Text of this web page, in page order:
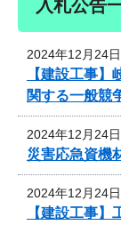
入札公告
2024年12月24
【建設工事
関する一般競
2024年12月24
災害応急資機
2024年12月24
【建設工事